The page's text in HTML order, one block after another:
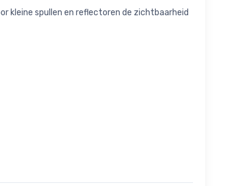
kleine spullen en reflectoren de zichtbaarheid